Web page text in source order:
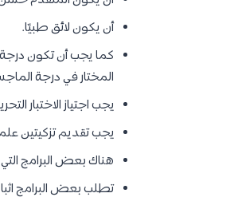
أن يكون لائق طبيًا.
كما يجب أن تكون درجة
المختار في درجة
يجب اجتياز الاختبار
يجب تقديم تزكيتين
هناك بعض البرامج
تطلب بعض البرامج